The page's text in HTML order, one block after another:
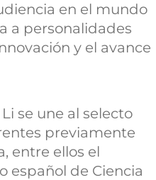
en el mundo
a personalidades
y el avance
se une al selecto
previamente
entre ellos el
español de Ciencia